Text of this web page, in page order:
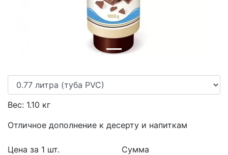
Вес: 1.10 кг
Отличное дополнение к десерту и напиткам
Цена за 1 шт. Сумма